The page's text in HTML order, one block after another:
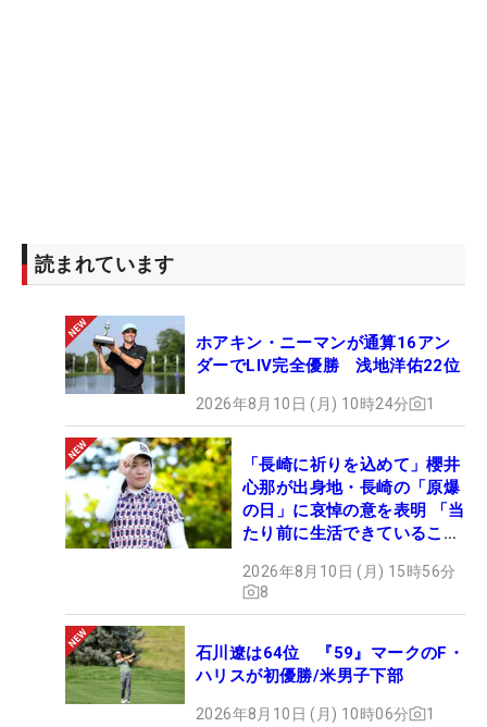
読まれています
ホアキン・ニーマンが通算16アン
ダーでLIV完全優勝 浅地洋佑22位
2026年8月10日 (月) 10時24分 1
「長崎に祈りを込めて」櫻井
心那が出身地・長崎の「原爆
の日」に哀悼の意を表明 「当
たり前に生活できていること
2026年8月10日 (月) 15時56分
8
石川遼は64位 『59』マークのF・
ハリスが初優勝/米男子下部
2026年8月10日 (月) 10時06分 1